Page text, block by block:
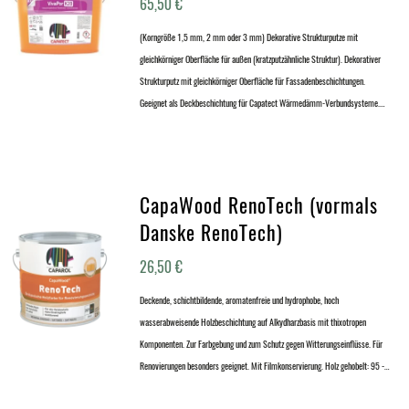
(Korngröße 1,5 mm, 2 mm oder 3 mm) Dekorative Strukturputze mit
gleichkörniger Oberfläche für außen (kratzputzähnliche Struktur). Dekorativer
Strukturputz mit gleichkörniger Oberfläche für Fassadenbeschichtungen.
Geeignet als Deckbeschichtung für Capatect Wärmedämm-Verbundsysteme.…
CapaWood RenoTech (vormals
Danske RenoTech)
26,50€
Deckende, schichtbildende, aromatenfreie und hydrophobe, hoch
wasserabweisende Holzbeschichtung auf Alkydharzbasis mit thixotropen
Komponenten. Zur Farbgebung und zum Schutz gegen Witterungseinflüsse. Für
Renovierungen besonders geeignet. Mit Filmkonservierung. Holz gehobelt: 95 -…